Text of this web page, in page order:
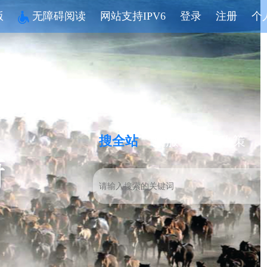
无障碍阅读 网站支持IPV6 登录 注册 个
搜全站 搜服务 搜政策